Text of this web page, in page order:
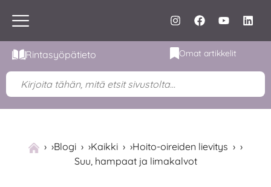
Rintasyöpätieto Omat artikkelit
›Blogi ›Kaikki ›Hoito-oireiden lievitys
›
Suu, hampaat ja limakalvot